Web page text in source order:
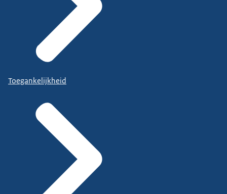
Toegankelijkheid